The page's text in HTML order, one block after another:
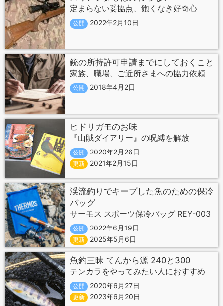
定まらない妥協点、飽くなき好奇心
公開 2022年2月10日
銃の所持許可申請までにしておくこと
家族、職場、ご近所さまへの協力依頼
公開 2018年4月2日
ヒドリガモのお味
『山賊ダイアリー』の呪縛を解放
公開 2020年2月26日
更新 2021年2月15日
渓流釣りでキープした魚のための保冷
バッグ
サーモス スポーツ保冷バッグ REY-003
公開 2022年6月19日
更新 2025年5月6日
魚釣三昧 てんから源 240と300
テンカラをやってみたい人におすすめ
公開 2020年6月27日
更新 2023年6月20日